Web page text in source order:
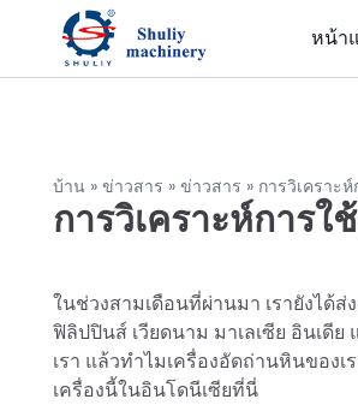
หน้า
บ้าน » ข่าวสาร » ข่าวสาร » การวิเคราะ
การวิเคราะห์การ
ในช่วงสามเดือนที่ผ่านมา เรายังได้
ฟิลิปปินส์ เวียดนาม มาเลเซีย อินเดี
เรา แล้วทำไมเครื่องอัดถ่านหินของ
เครื่องนี้ในอินโดนีเซียที่นี่